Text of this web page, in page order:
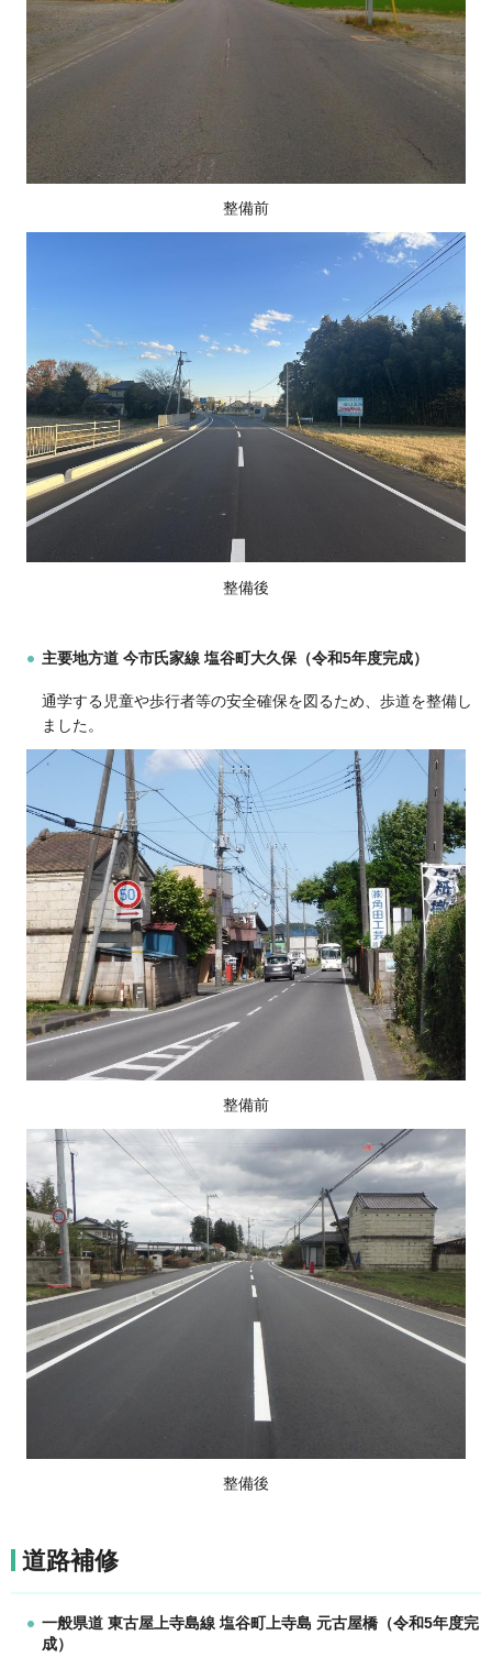
整備前
整備後
主要地方道 今市氏家線 塩谷町大久保（令和5年度完成）
通学する児童や歩行者等の安全確保を図るため、歩道を整備し
ました。
整備前
整備後
道路補修
一般県道 東古屋上寺島線 塩谷町上寺島 元古屋橋（令和5年度完
成）